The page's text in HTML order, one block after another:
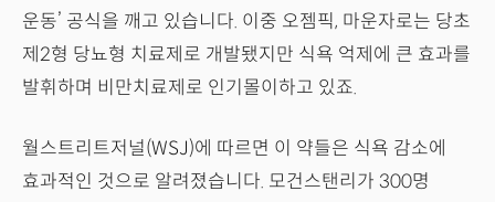
운동’ 공식을 깨고 있습니다. 이중 오젬픽, 마운자로는 당초
제2형 당뇨형 치료제로 개발됐지만 식욕 억제에 큰 효과를
발휘하며 비만치료제로 인기몰이하고 있죠.
월스트리트저널(WSJ)에 따르면 이 약들은 식욕 감소에
효과적인 것으로 알려졌습니다. 모건스탠리가 300명